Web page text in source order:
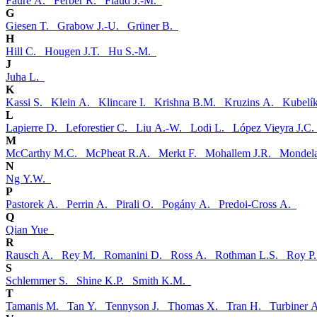
G
Giesen T. Grabow J.-U. Grüner B.
H
Hill C. Hougen J.T. Hu S.-M.
J
Juha L.
K
Kassi S. Klein A. Klincare I. Krishna B.M. Kruzins A.
L
Lapierre D. Leforestier C. Liu A.-W. Lodi L. López Vieyra J.C.
M
McCarthy M.C. McPheat R.A. Merkt F. Mohallem J.R.
N
Ng Y.W.
P
Pastorek A. Perrin A. Pirali O. Pogány A. Predoi-Cross A.
Q
Qian Yue
R
Rausch A. Rey M. Romanini D. Ross A. Rothman L.S. Roy P.
S
Schlemmer S. Shine K.P. Smith K.M.
T
Tamanis M. Tan Y. Tennyson J. Thomas X. Tran H. Turbiner